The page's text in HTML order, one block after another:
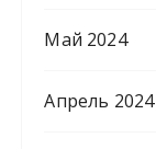
Май 2024
Апрель 2024